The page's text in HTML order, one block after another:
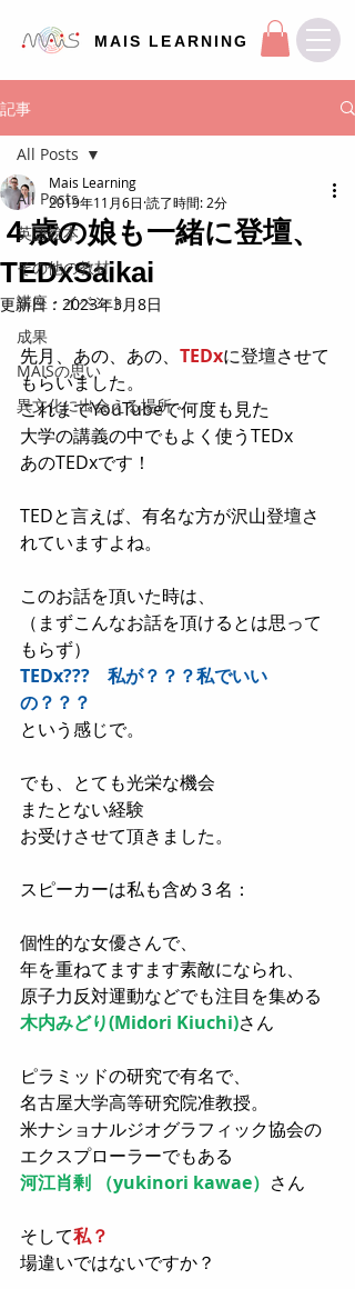
MAIS LEARNING
記事
All Posts
英語絵本
その他の教材
講座・イベント
成果
MAISの思い
異文化に出会える場所
All Posts
４歳の娘も一緒に登壇、
TEDxSaikai
Mais Learning
2019年11月6日 読了時間: 2分
更新日： 2023年3月8日
先月、あの、あの、 TEDxに登壇させて
もらいました。
これまでYouTubeで何度も見た
大学の講義の中でもよく使うTEDx
あのTEDxです！
TEDと言えば、有名な方が沢山登壇さ
れていますよね。
このお話を頂いた時は、
（まずこんなお話を頂けるとは思って
もらず）
TEDx???　私が？？？私でいい
の？？？
という感じで。
でも、とても光栄な機会
またとない経験
お受けさせて頂きました。
スピーカーは私も含め３名：
個性的な女優さんで、
年を重ねてますます素敵になられ、
原子力反対運動などでも注目を集める
木内みどり(Midori Kiuchi)さん
ピラミッドの研究で有名で、
名古屋大学高等研究院准教授。
米ナショナルジオグラフィック協会の
エクスプローラーでもある
河江肖剰 （yukinori kawae） さん
そして私？
場違いではないですか？